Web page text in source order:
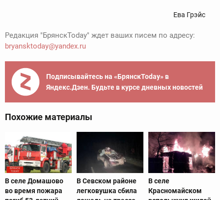
Ева Грэйс
Редакция "БрянскToday" ждет ваших писем по адресу:
bryansktoday@yandex.ru
Подписывайтесь на «БрянскToday» в
Яндекс.Дзен. Будьте в курсе дневных новостей
Похожие материалы
В селе Домашово
во время пожара
В Севском районе
легковушка сбила
В селе
Красномайском